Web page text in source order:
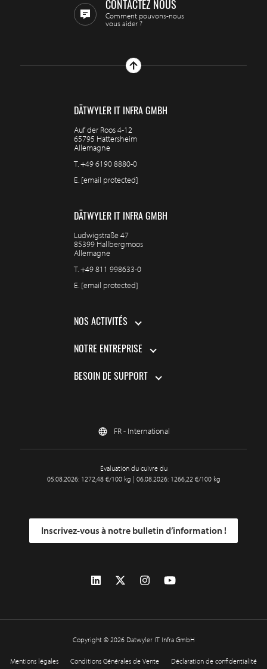
CONTACTEZ NOUS
Comment pouvons-nous
vous aider ?
DÄTWYLER IT INFRA GMBH
Auf der Roos 4-12
65795 Hattersheim
Allemagne
T.+49 6190 8880-0
E. [email protected]
DÄTWYLER IT INFRA GMBH
Ludwigstraße 47
85399 Hallbergmoos
Allemagne
T.+49 811 998633-0
E. [email protected]
NOS ACTIVITÉS
NOTRE ENTREPRISE
BESOIN DE SUPPORT
FR - International
Évaluation du cuivre du
05.08.2026: 1272,48 €/100 kg | 06.08.2026: 1266,22 €/100 kg
Inscrivez-vous à notre bulletin d’information !
Copyright © 2026 Datwyler IT Infra GmbH
Mentions légales Conditions Générales de Vente Déclaration de confidentialité